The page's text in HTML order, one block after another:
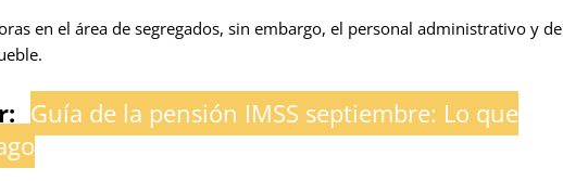
en el área de segregados, sin embargo, el personal administrativo y de
Guía de la pensión IMSS septiembre: Lo que